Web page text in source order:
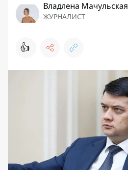
Владлена Мачульская
ЖУРНАЛИСТ
👍